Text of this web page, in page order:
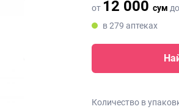
от 12 000 сум до
в 279 аптеках
Количество в